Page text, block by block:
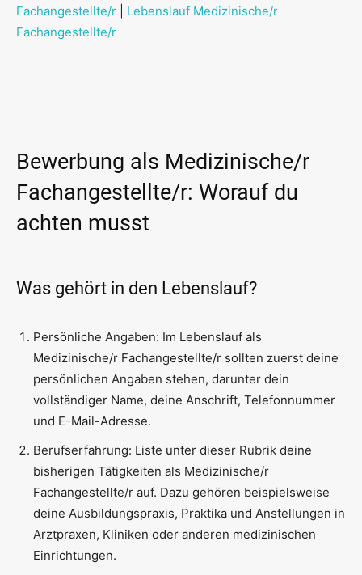
Fachangestellte/r
Lebenslauf Medizinische/r
Fachangestellte/r
Bewerbung als Medizinische/r
Fachangestellte/r: Worauf du
achten musst
Was gehört in den Lebenslauf?
Persönliche Angaben: Im Lebenslauf als
Medizinische/r Fachangestellte/r sollten zuerst deine
persönlichen Angaben stehen, darunter dein
vollständiger Name, deine Anschrift, Telefonnummer
und E-Mail-Adresse.
Berufserfahrung: Liste unter dieser Rubrik deine
bisherigen Tätigkeiten als Medizinische/r
Fachangestellte/r auf. Dazu gehören beispielsweise
deine Ausbildungspraxis, Praktika und Anstellungen in
Arztpraxen, Kliniken oder anderen medizinischen
Einrichtungen.